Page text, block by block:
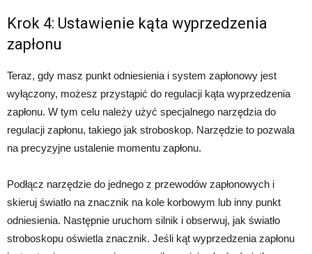
Krok 4: Ustawienie kąta wyprzedzenia
zapłonu
Teraz, gdy masz punkt odniesienia i system zapłonowy jest
wyłączony, możesz przystąpić do regulacji kąta wyprzedzenia
zapłonu. W tym celu należy użyć specjalnego narzędzia do
regulacji zapłonu, takiego jak stroboskop. Narzędzie to pozwala
na precyzyjne ustalenie momentu zapłonu.
Podłącz narzędzie do jednego z przewodów zapłonowych i
skieruj światło na znacznik na kole korbowym lub inny punkt
odniesienia. Następnie uruchom silnik i obserwuj, jak światło
stroboskopu oświetla znacznik. Jeśli kąt wyprzedzenia zapłonu